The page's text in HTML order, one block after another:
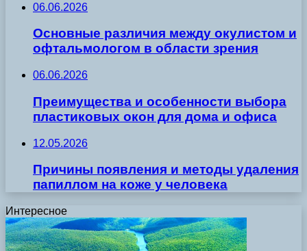
06.06.2026
Основные различия между окулистом и
офтальмологом в области зрения
06.06.2026
Преимущества и особенности выбора
пластиковых окон для дома и офиса
12.05.2026
Причины появления и методы удаления
папиллом на коже у человека
Интересное